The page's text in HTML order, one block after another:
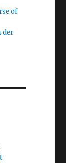
of
der